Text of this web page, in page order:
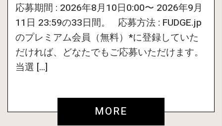
応募期間 : 2026年8月10日0:00〜 2026年9月
11日 23:59の33日間。 応募方法 : FUDGE.jp
のプレミアム会員（無料）*に登録していた
だければ、どなたでもご応募いただけます。
当選 […]
MORE